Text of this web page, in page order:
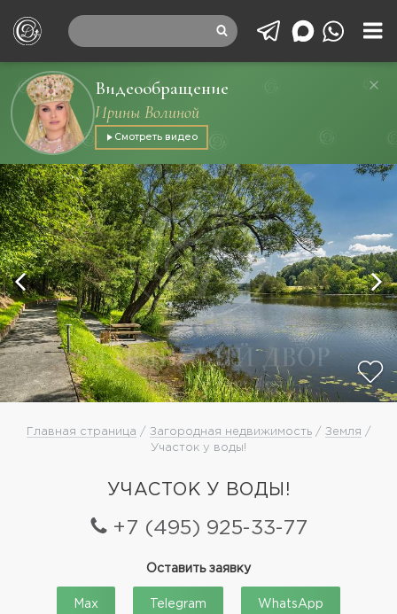
Видеообращение
Ирины Волиной
Смотреть видео
Главная страница / Загородная недвижимость/ Земля /
Участок у воды!
УЧАСТОК У ВОДЫ!
+7 (495) 925-33-77
Оставить заявку
Max Telegram WhatsApp